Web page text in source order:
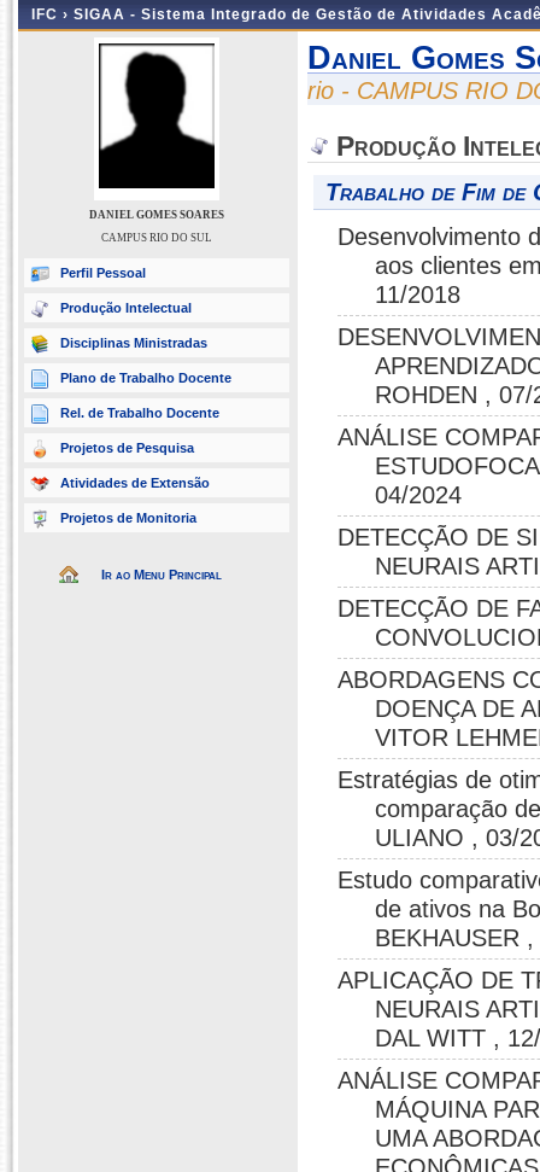
IFC › SIGAA - Sistema Integrado de Gestão de Atividades
DANIEL GOMES SOARES
CAMPUS RIO DO SUL
Perfil Pessoal
Produção Intelectual
Disciplinas Ministradas
Plano de Trabalho Docente
Rel. de Trabalho Docente
Projetos de Pesquisa
Atividades de Extensão
Projetos de Monitoria
Ir ao Menu Principal
Daniel Gomes
rio - CAMPUS RIO
Produção
Trabalho de Fim de
Desenvolvimento
aos clientes
11/2018
ROHDEN , 07/
ANÁLISE
04/2024
DETECÇÃO DE
NEURAIS
DETECÇÃO DE
ABORDAGENS
DOENÇA DE
VITOR
Estratégias de
comparação
ULIANO , 03/
Estudo
de ativos na
BEKHAUSER
APLICAÇÃO DE
NEURAIS
DAL WITT ,
ANÁLISE
MÁQUINA
UMA